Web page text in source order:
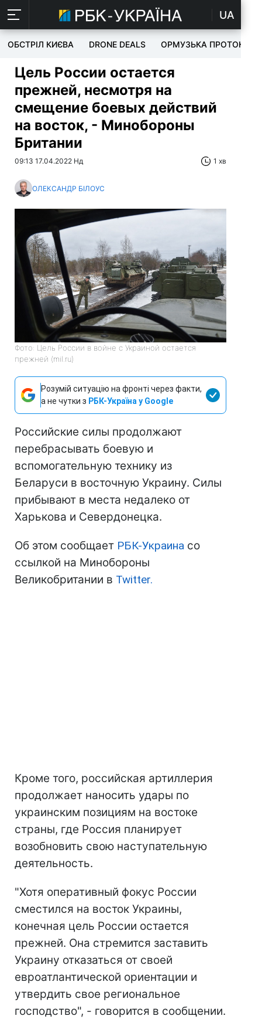
UA
ОБСТРІЛ КИЄВА DRONE DEALS ОРМУЗЬКА ПРОТОКА
Цель России остается
прежней, несмотря на
смещение боевых действий
на восток, - Минобороны
Британии
09:13 17.04.2022 Нд 1 хв
ОЛЕКСАНДР БІЛОУС
Фото: Цель России в войне с Украиной остается
прежней (mil.ru)
Розумій ситуацію на фронті через факти,
а не чутки з РБК-Україна у Google
Российские силы продолжают
перебрасывать боевую и
вспомогательную технику из
Беларуси в восточную Украину. Силы
прибывают в места недалеко от
Харькова и Севердонецка.
Об этом сообщает РБК-Украина со
ссылкой на Минобороны
Великобритании в Twitter.
Кроме того, российская артиллерия
продолжает наносить удары по
украинским позициям на востоке
страны, где Россия планирует
возобновить свою наступательную
деятельность.
"Хотя оперативный фокус России
сместился на восток Украины,
конечная цель России остается
прежней. Она стремится заставить
Украину отказаться от своей
евроатлантической ориентации и
утвердить свое региональное
господство", - говорится в сообщении.